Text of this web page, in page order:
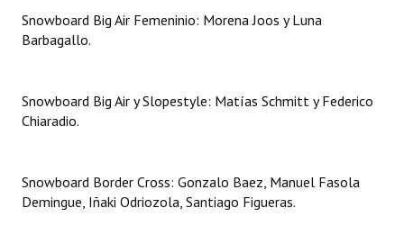
Snowboard Big Air Femeninio: Morena Joos y Luna
Barbagallo.
Snowboard Big Air y Slopestyle: Matías Schmitt y Federico
Chiaradio.
Snowboard Border Cross: Gonzalo Baez, Manuel Fasola
Demingue, Iñaki Odriozola, Santiago Figueras.